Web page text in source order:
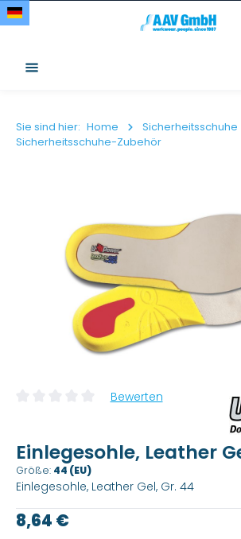
Zum Hauptinhalt springen
Sie sind hier: Home
Sicherheitsschuhe
Sicherheitsschuhe-Zubehör
Durchschnittliche Bewertung von 0 von
Bewerten
Einlegesohle, Leather
Größe: 44 (EU)
Einlegesohle, Leather Gel, Gr. 44
Regulärer Preis:
8,64 €